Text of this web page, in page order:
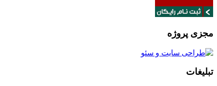
مجزی پروژه
تبلیغات